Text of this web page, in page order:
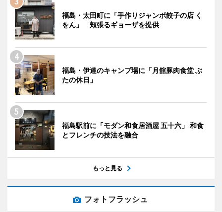
福島・太田町に「手作りジャンボ餃子の店 く
をん」 頬張るギョーザを提供
福島・伊達のキャンプ場に「月舘豚肉食堂 ぶ
たの休日」
福島駅前に「モダン和食居酒屋 五十六」 和食
とフレンチの技法を融合
もっと見る
フォトフラッシュ